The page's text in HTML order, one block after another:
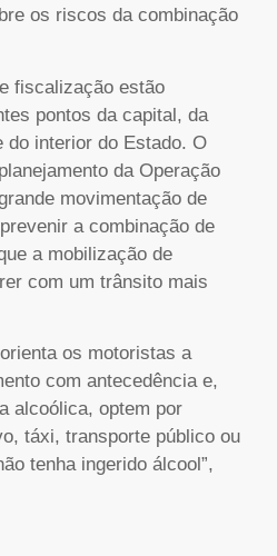
os riscos da combinação
fiscalização estão
pontos da capital, da
do interior do Estado. O
da Operação
movimentação de
a combinação de
a mobilização de
com um trânsito mais
os motoristas a
com antecedência e,
alcoólica, optem por
táxi, transporte público ou
tenha ingerido álcool”,